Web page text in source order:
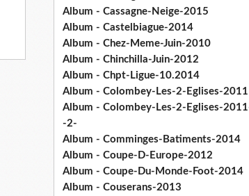
Album - Cassagne-Neige-2015
Album - Castelbiague-2014
Album - Chez-Meme-Juin-2010
Album - Chinchilla-Juin-2012
Album - Chpt-Ligue-10.2014
Album - Colombey-Les-2-Eglises-2011
Album - Colombey-Les-2-Eglises-
-2-
Album - Comminges-Batiments-2014
Album - Coupe-D-Europe-2012
Album - Coupe-Du-Monde-Foot-2014
Album - Couserans-2013